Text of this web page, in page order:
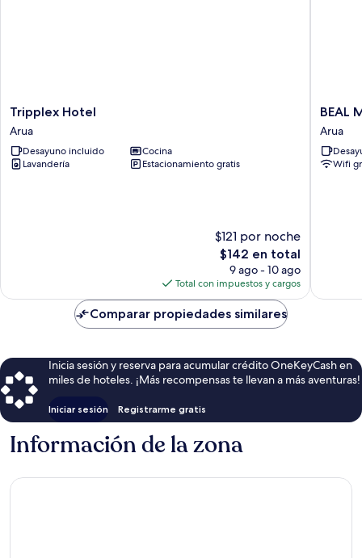
Tripplex
Hotel
Arua
Tripplex Hotel
Arua
Desayuno incluido
Cocina
Lavandería
Estacionamiento gratis
$121 por noche
El
precio
actual
es
de
$142
$142 en total
9 ago - 10 ago
Total con impuestos y cargos
BEAL
MALL
AND
HOTEL
Arua
BEAL
Arua
Wifi
Comparar propiedades similares
Inicia sesión y reserva para acumular crédito OneKeyCash en
miles de hoteles. ¡Más recompensas te llevan a más aventuras!
Iniciar sesión Registrarme gratis
Información de la zona